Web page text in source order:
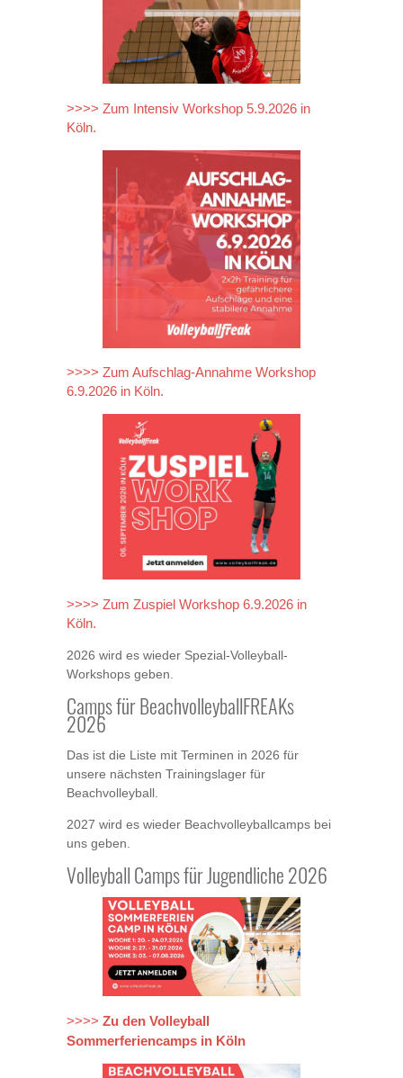
>>>> Zum Intensiv Workshop 5.9.2026 in
Köln.
>>>> Zum Aufschlag-Annahme Workshop
6.9.2026 in Köln.
>>>> Zum Zuspiel Workshop 6.9.2026 in
Köln.
2026 wird es wieder Spezial-Volleyball-
Workshops geben.
Camps für BeachvolleyballFREAKs
2026
Das ist die Liste mit Terminen in 2026 für
unsere nächsten Trainingslager für
Beachvolleyball.
2027 wird es wieder Beachvolleyballcamps bei
uns geben.
Volleyball Camps für Jugendliche 2026
>>>> Zu den Volleyball
Sommerferiencamps in Köln